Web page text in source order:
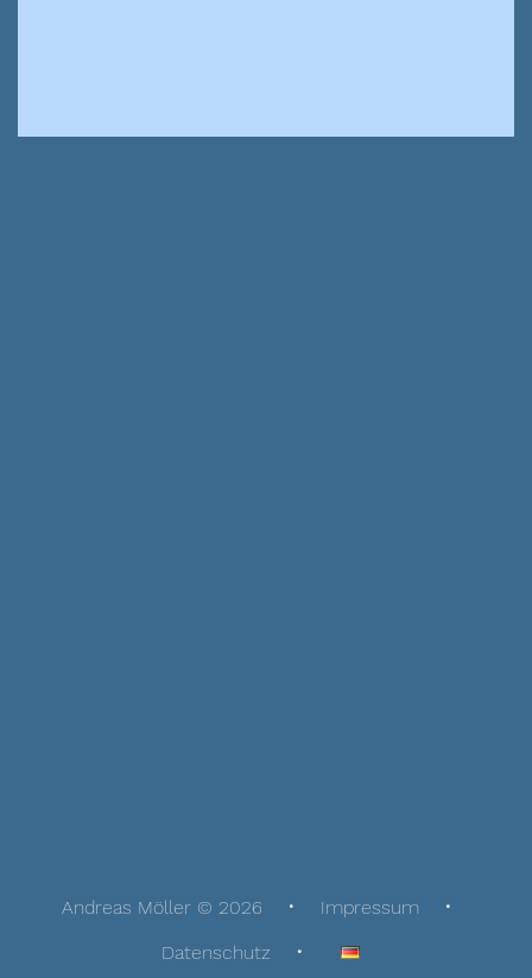
Andreas Möller © 2026
Impressum
Datenschutz